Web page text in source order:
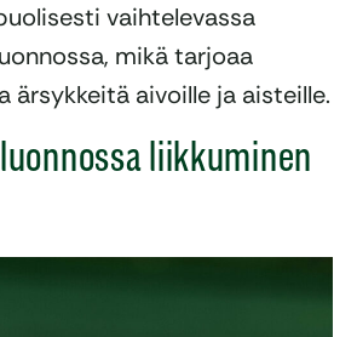
vaihtelevassa
mikä tarjoaa
ärsykkeitä aivoille ja aisteille.
liikkuminen